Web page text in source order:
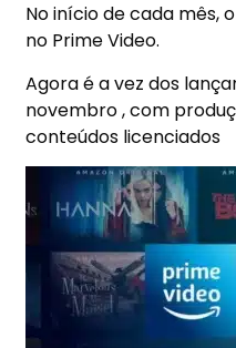
No início de cada mês,
no Prime Video.
Agora é a vez dos
novembro , com
conteúdos licenciados